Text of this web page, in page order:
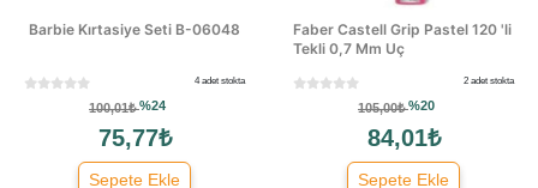
Barbie Kırtasiye Seti B-06048
4 adet stokta
100,01₺%24
75,77₺
Sepete Ekle
Faber Castell Grip Pastel 120 'li
Tekli 0,7 Mm Uç
2 adet stokta
105,00₺%20
84,01₺
Sepete Ekle